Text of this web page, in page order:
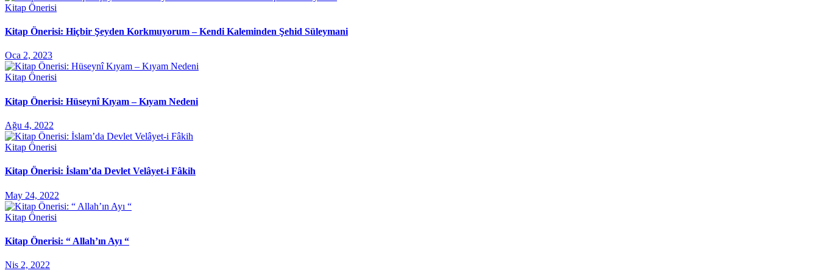
Kitap Önerisi
Kitap Önerisi: Hiçbir Şeyden Korkmuyorum – Kendi Kaleminden Şehid Süleymani
Oca 2, 2023
Kitap Önerisi
Kitap Önerisi: Hüseynî Kıyam – Kıyam Nedeni
Ağu 4, 2022
Kitap Önerisi
Kitap Önerisi: İslam’da Devlet Velâyet-i Fâkih
May 24, 2022
Kitap Önerisi
Kitap Önerisi: “ Allah’ın Ayı “
Nis 2, 2022